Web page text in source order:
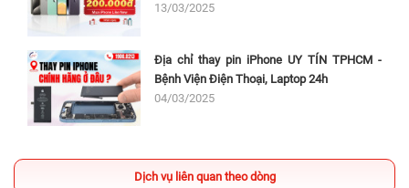
13/03/2025
Địa chỉ thay pin iPhone UY TÍN TPHCM -
Bệnh Viện Điện Thoại, Laptop 24h
04/03/2025
Dịch vụ liên quan theo dòng